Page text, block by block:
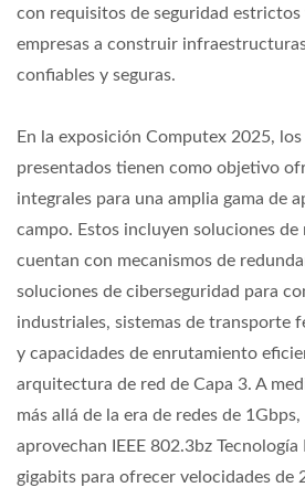
con requisitos de seguridad estrictos
empresas a construir
confiables y seguras.
En la exposición Computex 2025,
presentados tienen como objetivo
integrales para una amplia gama de
campo. Estos incluyen soluciones
cuentan con mecanismos de
soluciones de ciberseguridad para
industriales, sistemas de transporte
y capacidades de enrutamiento
arquitectura de red de Capa 3. A
más allá de la era de redes de
aprovechan IEEE 802.3bz
gigabits para ofrecer velocidades de